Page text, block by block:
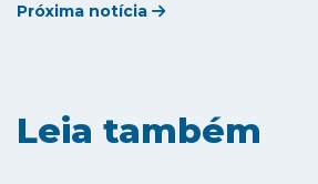
Próxima notícia
Leia também